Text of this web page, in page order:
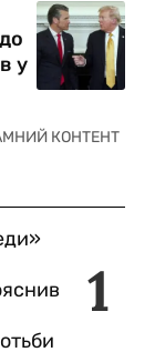
у
1